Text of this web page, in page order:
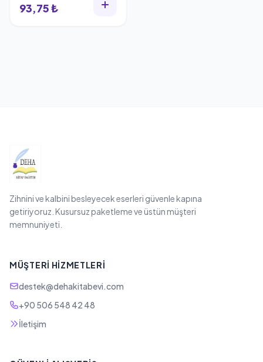
93,75 ₺
Zihnini ve kalbini besleyecek eserleri güvenle kapına
getiriyoruz. Kusursuz paketleme ve üstün müşteri
memnuniyeti.
MÜŞTERI HIZMETLERI
destek@dehakitabevi.com
+90 506 548 42 48
İletişim